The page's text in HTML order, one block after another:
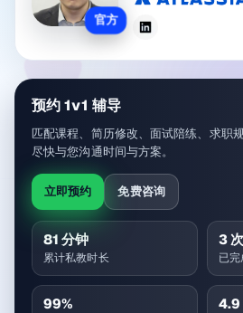
官方
预约 1v1 辅导
匹配课程、简历修改、面试陪练、求职
尽快与您沟通时间与方案。
立即预约 免费咨询
81 分钟
累计私教时长
3次
已完
99% 4.9